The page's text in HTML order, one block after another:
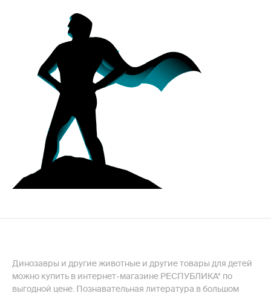
Динозавры и другие животные и другие товары для детей
можно купить в интернет-магазине РЕСПУБЛИКА* по
выгодной цене. Познавательная литература в большом